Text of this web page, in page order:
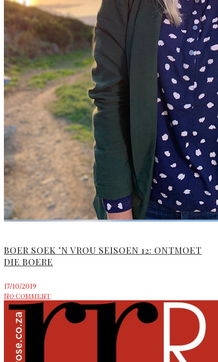
BOER SOEK ’N VROU SEISOEN 12: ONTMOET
DIE BOERE
17/10/2019
No Comment